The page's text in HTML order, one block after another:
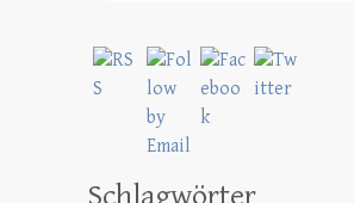
Schlagwörter